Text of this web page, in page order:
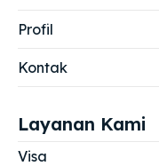
Profil
Kontak
Layanan Kami
Visa